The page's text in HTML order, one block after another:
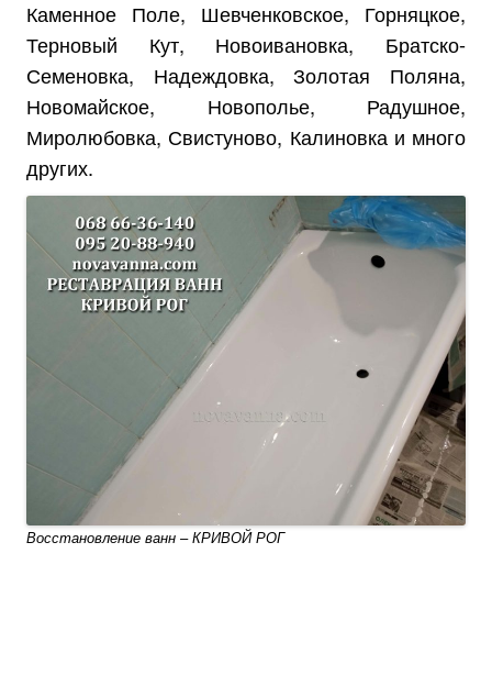
Каменное Поле, Шевченковское, Горняцкое,
Терновый Кут, Новоивановка, Братско-
Семеновка, Надеждовка, Золотая Поляна,
Новомайское, Новополье, Радушное,
Миролюбовка, Свистуново, Калиновка и много
других.
Восстановление ванн – КРИВОЙ РОГ